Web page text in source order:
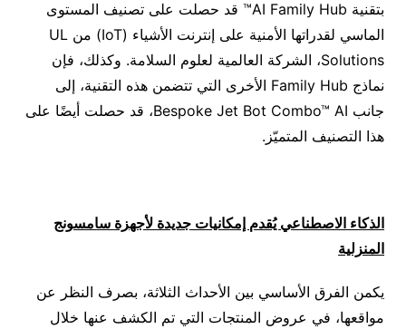
بتقنية AI Family Hub™ قد حصلت على تصنيف المستوى
الماسي لقدراتها الأمنية على إنترنت الأشياء (IoT) من UL
Solutions، الشركة العالمية لعلوم السلامة. وكذلك، فإن
نماذج Family Hub الأخرى التي تتضمن هذه التقنية، إلى
جانب Bespoke Jet Bot Combo™ AI، قد حصلت أيضًا على
هذا التصنيف المتميّز.
الذكاء الاصطناعي يُقدم إمكانيات جديدة لأجهزة سامسونج
المنزلية
يكمن الفرق الأساسي بين الأحداث الثلاثة، بصرف النظر عن
مواقعها، في عروض المنتجات التي تم الكشف عنها خلال